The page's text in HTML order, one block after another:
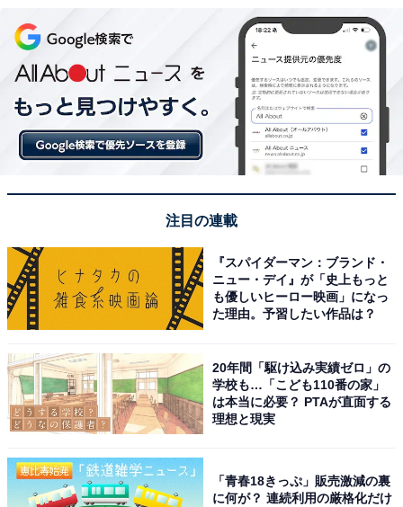
複数のクーポンを組み合わせて、さらに割引率をアップ
できる場合も。クーポンは数量限定なので、気になる人
は早めにチェックして、賢く旅の計画を立ててください
ね。
※掲載されている情報は記事公開時のものです。あらか
じめご了承ください。また、記事中の宿泊プランを予約
すると、売上の一部がオールアバウトに還元されること
があります。
この記事の執筆者：
いもの部
注目の連載
『スパイダーマン：ブランド・
ニュー・デイ』が「史上もっと
も優しいヒーロー映画」になっ
た理由。予習したい作品は？
20年間「駆け込み実績ゼロ」の
学校も…「こども110番の家」
は本当に必要？ PTAが直面する
理想と現実
「青春18きっぷ」販売激減の裏
に何が？ 連続利用の厳格化だけ